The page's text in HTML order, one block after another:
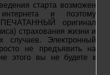
старта возможен
и поэтому
оригинал
страхования жизни и
случаев. Электронный
не предъявить на
этого вы не будете к